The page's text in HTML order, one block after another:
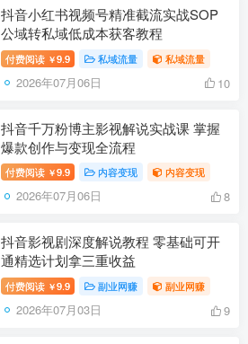
抖音小红书视频号精准截流实战SOP
公域转私域低成本获客教程
付费阅读 ￥9.9 私域流量 私域流量
2026年07月06日 10
抖音千万粉博主影视解说实战课 掌握
爆款创作与变现全流程
付费阅读 ￥9.9 内容变现 内容变现
2026年07月06日 8
抖音影视剧深度解说教程 零基础可开
通精选计划拿三重收益
付费阅读 ￥9.9 副业网赚 副业网赚
2026年07月03日 9